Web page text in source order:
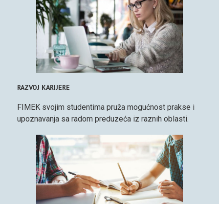
RAZVOJ KARIJERE
FIMEK svojim studentima pruža mogućnost prakse i
upoznavanja sa radom preduzeća iz raznih oblasti.